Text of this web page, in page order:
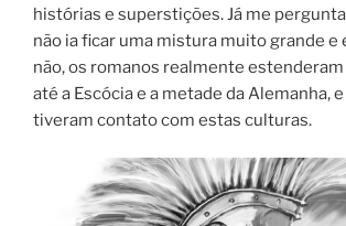
histórias e superstições. Já me
não ia ficar uma mistura muito grande e
não, os romanos realmente
até a Escócia e a metade da Alemanha,
tiveram contato com estas culturas.